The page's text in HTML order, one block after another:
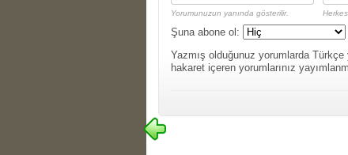
Yorumunuzun yanında gösterilir.
Şuna abone ol:
Yazmış olduğunuz yorumlarda
hakaret içeren yorumlarınız